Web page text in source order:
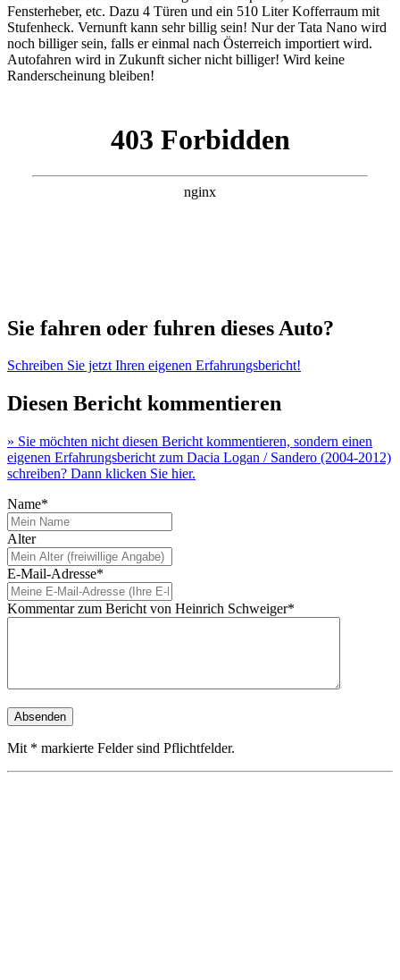
Fensterheber, etc. Dazu 4 Türen und ein 510 Liter Kofferraum mit
Stufenheck. Vernunft kann sehr billig sein! Nur der Tata Nano wird
noch billiger sein, falls er einmal nach Österreich importiert wird.
Autofahren wird in Zukunft sicher nicht billiger! Wird keine
Randerscheinung bleiben!
Sie fahren oder fuhren dieses Auto?
Schreiben Sie jetzt Ihren eigenen Erfahrungsbericht!
Diesen Bericht kommentieren
» Sie möchten nicht diesen Bericht kommentieren, sondern einen
eigenen Erfahrungsbericht zum Dacia Logan / Sandero (2004-2012)
schreiben? Dann klicken Sie hier.
Name*
Alter
E-Mail-Adresse*
Kommentar zum Bericht von Heinrich Schweiger*
Mit * markierte Felder sind Pflichtfelder.